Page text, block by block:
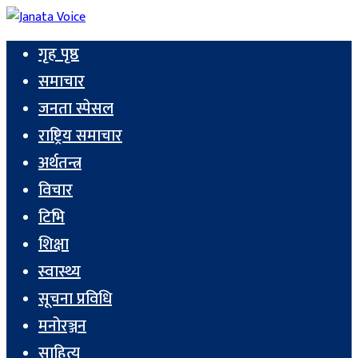
गृह पृष्ठ
समाचार
जनता स्पेसल
राष्ट्रिय समाचार
अर्थतन्त्र
विचार
टिभि
शिक्षा
स्वास्थ्य
सूचना प्रविधि
मनोरञ्जन